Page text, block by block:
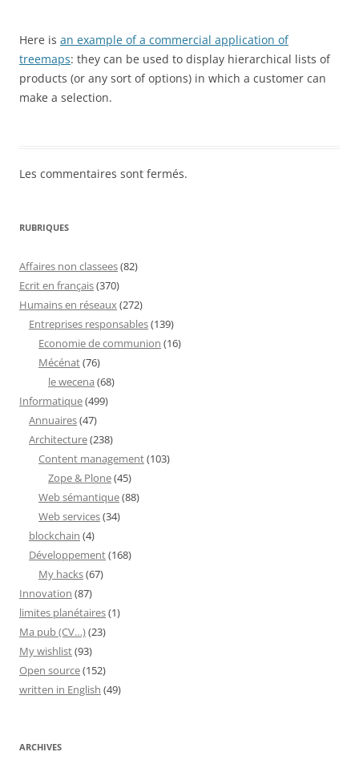
Here is an example of a commercial application of
treemaps: they can be used to display hierarchical lists of
products (or any sort of options) in which a customer can
make a selection.
Les commentaires sont fermés.
RUBRIQUES
Affaires non classees(82)
Ecrit en français(370)
Humains en réseaux(272)
Entreprises responsables(139)
Economie de communion (16)
Mécénat(76)
le wecena (68)
Informatique(499)
Annuaires(47)
Architecture(238)
Content management(103)
Zope & Plone(45)
Web sémantique(88)
Web services(34)
blockchain (4)
Développement(168)
My hacks(67)
Innovation (87)
limites planétaires(1)
Ma pub (CV…)(23)
My wishlist(93)
Open source(152)
written in English (49)
ARCHIVES